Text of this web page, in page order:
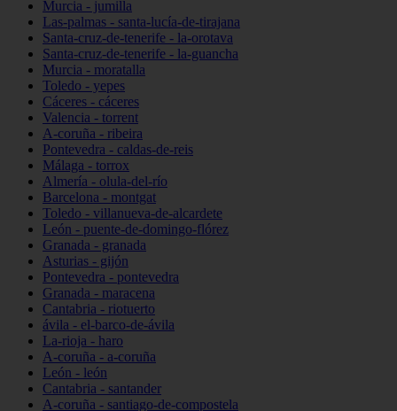
Murcia - jumilla
Las-palmas - santa-lucía-de-tirajana
Santa-cruz-de-tenerife - la-orotava
Santa-cruz-de-tenerife - la-guancha
Murcia - moratalla
Toledo - yepes
Cáceres - cáceres
Valencia - torrent
A-coruña - ribeira
Pontevedra - caldas-de-reis
Málaga - torrox
Almería - olula-del-río
Barcelona - montgat
Toledo - villanueva-de-alcardete
León - puente-de-domingo-flórez
Granada - granada
Asturias - gijón
Pontevedra - pontevedra
Granada - maracena
Cantabria - riotuerto
ávila - el-barco-de-ávila
La-rioja - haro
A-coruña - a-coruña
León - león
Cantabria - santander
A-coruña - santiago-de-compostela